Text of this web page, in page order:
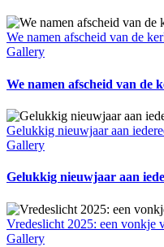
We namen afscheid van de
Gallery
We namen afscheid van de
Gelukkig nieuwjaar aan
Gallery
Gelukkig nieuwjaar aan
Vredeslicht 2025: een vonkje
Gallery